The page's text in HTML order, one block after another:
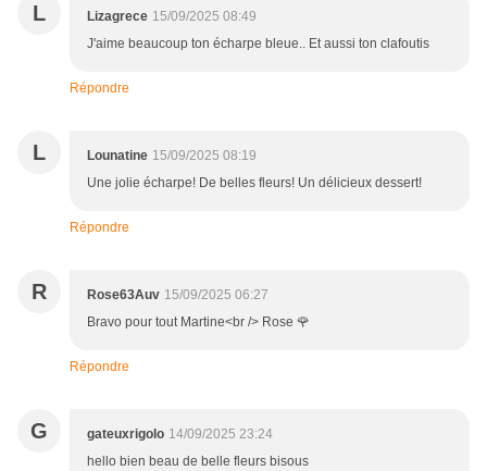
L Lizagrece 15/09/2025 08:49
J'aime beaucoup ton écharpe bleue.. Et aussi ton clafoutis
Répondre
L Lounatine 15/09/2025 08:19
Une jolie écharpe! De belles fleurs! Un délicieux dessert!
Répondre
R Rose63Auv 15/09/2025 06:27
Bravo pour tout Martine<br /> Rose 🌹
Répondre
G gateuxrigolo 14/09/2025 23:24
hello bien beau de belle fleurs bisous